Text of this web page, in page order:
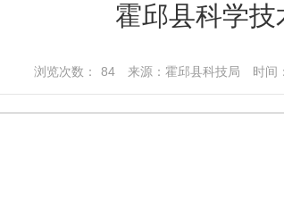
霍邱县科学
浏览次数： 84 来源：霍邱县科技局 时间